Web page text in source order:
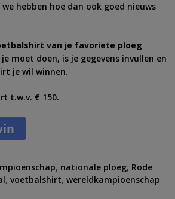
hebben hoe dan ook goed nieuws
van je favoriete ploeg
moet doen, is je gegevens invullen en
je wil winnen.
t.w.v. € 150.
, nationale ploeg, Rode
, voetbalshirt, wereldkampioenschap